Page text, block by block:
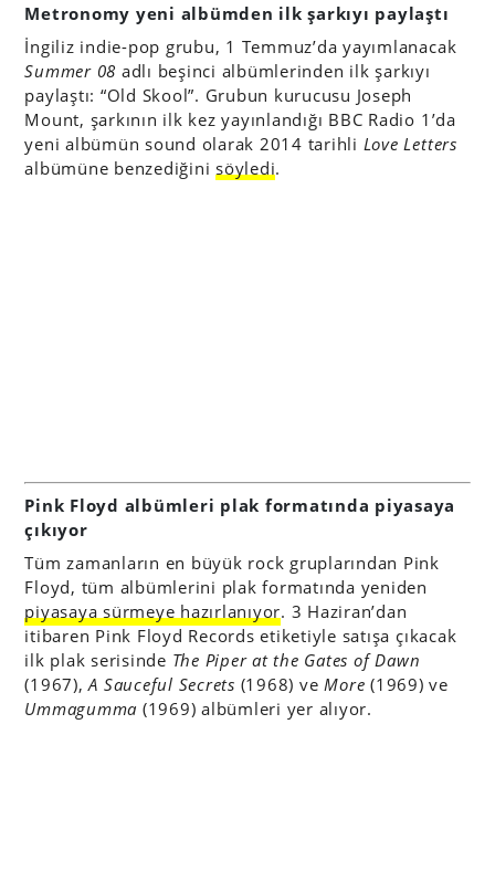
Metronomy yeni albümden ilk şarkıyı paylaştı
İngiliz indie-pop grubu, 1 Temmuz’da yayımlanacak
Summer 08 adlı beşinci albümlerinden ilk şarkıyı
paylaştı: “Old Skool”. Grubun kurucusu Joseph
Mount, şarkının ilk kez yayınlandığı BBC Radio 1’da
yeni albümün sound olarak 2014 tarihli Love Letters
albümüne benzediğinisöyledi.
Pink Floyd albümleri plak formatında piyasaya
çıkıyor
Tüm zamanların en büyük rock gruplarından Pink
Floyd, tüm albümlerini plak formatında yeniden
piyasaya sürmeye hazırlanıyor. 3 Haziran’dan
itibaren Pink Floyd Records etiketiyle satışa çıkacak
ilk plak serisinde The Piper at the Gates of Dawn
(1967),A Sauceful Secrets (1968) ve More (1969) ve
Ummagumma (1969) albümleri yer alıyor.